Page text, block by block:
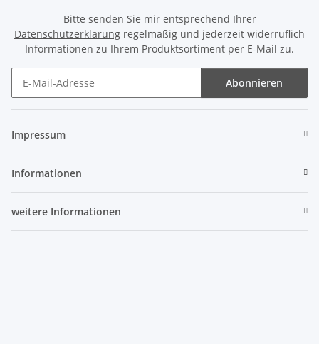
Bitte senden Sie mir entsprechend Ihrer
Datenschutzerklärung regelmäßig und jederzeit widerruflich
Informationen zu Ihrem Produktsortiment per E-Mail zu.
Abonnieren
Impressum
Informationen
weitere Informationen